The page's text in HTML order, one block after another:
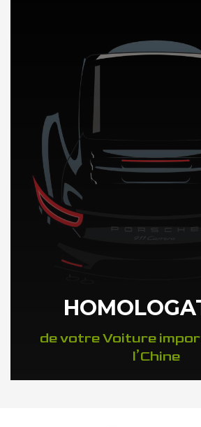
DÉCOUVREZ NOTRE IMPORTATION
de votre Voiture
l’Chine